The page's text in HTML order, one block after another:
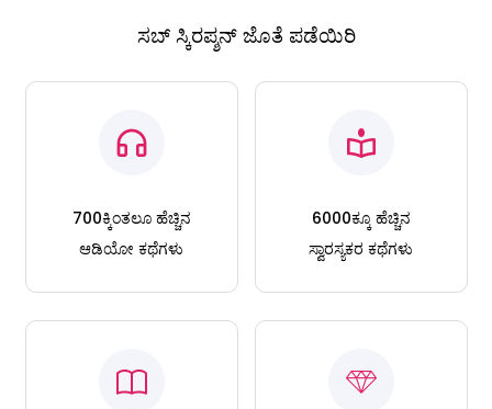
ಸಬ್ ಸ್ಕಿರಪ್ಶನ್ ಜೊತೆ ಪಡೆಯಿರಿ
700ಕ್ಕಿಂತಲೂ ಹೆಚ್ಚಿನ
ಆಡಿಯೋ ಕಥೆಗಳು
6000ಕ್ಕೂ ಹೆಚ್ಚಿನ
ಸ್ವಾರಸ್ಯಕರ ಕಥೆಗಳು